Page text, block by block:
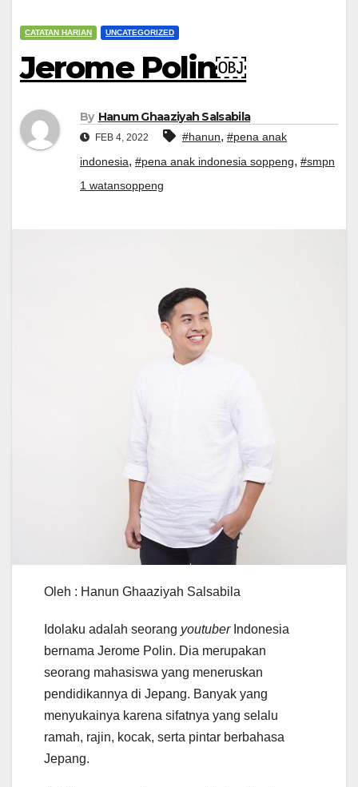
CATATAN HARIAN UNCATEGORIZED
Jerome Polin￼
By Hanum Ghaaziyah Salsabila
FEB 4, 2022 #hanun, #pena anak
indonesia, #pena anak indonesia soppeng, #smpn
1 watansoppeng
Oleh : Hanun Ghaaziyah Salsabila
Idolaku adalah seorang youtuber Indonesia
bernama Jerome Polin. Dia merupakan
seorang mahasiswa yang meneruskan
pendidikannya di Jepang. Banyak yang
menyukainya karena sifatnya yang selalu
ramah, rajin, kocak, serta pintar berbahasa
Jepang.